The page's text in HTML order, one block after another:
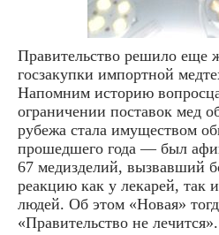
Правительство решило еще
госзакупки импортной
Напомним историю
ограничении поставок мед
рубежа стала имуществом
прошедшего года — был
67 медизделий, вызвавший
реакцию как у лекарей, так
людей. Об этом «Новая»
«Правительство не лечится».